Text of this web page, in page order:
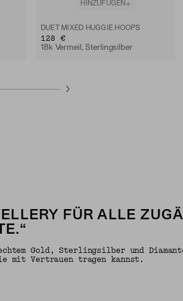
HINZUFÜGEN
DUET MIXED HUGGIE HOOPS
128 €
18k Vermeil, Sterlingsilber
FÜR ALLE
Gold, Sterlingsilber und
mit Vertrauen tragen kannst.